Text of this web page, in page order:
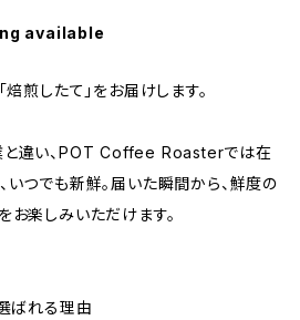
available
煎したて」をお届けします。
違い、POT Coffee Roasterでは在
つでも新鮮。届いた瞬間から、鮮度の
お楽しみいただけます。
ばれる理由